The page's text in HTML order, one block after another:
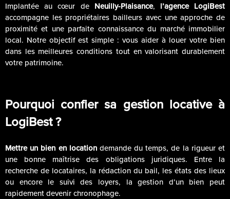
Implantée au cœur de Neuilly-Plaisance, l’agence LogiBest
accompagne les propriétaires bailleurs avec une approche de
proximité et une parfaite connaissance du marché immobilier
local. Notre objectif est simple : vous aider à louer votre bien
dans les meilleures conditions tout en valorisant durablement
votre patrimoine.
Pourquoi confier sa gestion locative à
LogiBest ?
Mettre un bien en locationdemande du temps, de la rigueur et
une bonne maîtrise des obligations juridiques. Entre la
recherche de locataires, la rédaction du bail, les états des lieux
ou encore le suivi des loyers, la gestion d’un bien peut
rapidement devenir chronophage.